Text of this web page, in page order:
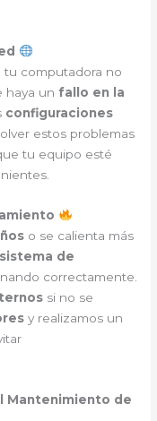
tu computadora no
haya un fallo en la
configuraciones
estos problemas
tu equipo esté
o se calienta más
sistema de
correctamente.
si no se
y realizamos un
Mantenimiento de